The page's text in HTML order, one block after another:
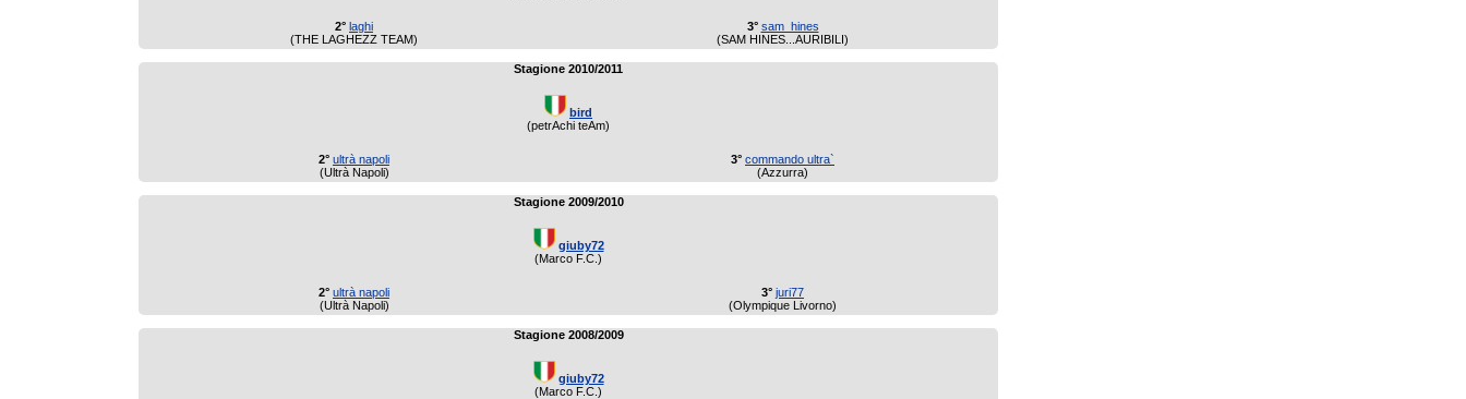
2° laghi
(THE LAGHEZZ TEAM)
3° sam_hines
(SAM HINES...AURIBILI)
Stagione 2010/2011
bird
(petrAchi teAm)
2° ultrà napoli
(Ultrà Napoli)
3° commando ultra`
(Azzurra)
Stagione 2009/2010
giuby72
(Marco F.C.)
2° ultrà napoli
(Ultrà Napoli)
3° juri77
(Olympique Livorno)
Stagione 2008/2009
giuby72
(Marco F.C.)